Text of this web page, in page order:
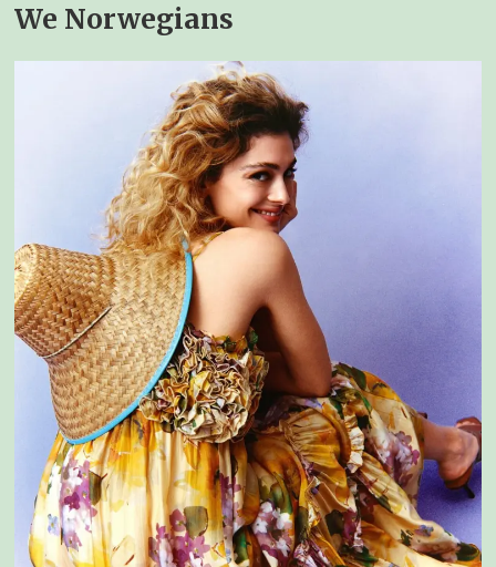
We Norwegians